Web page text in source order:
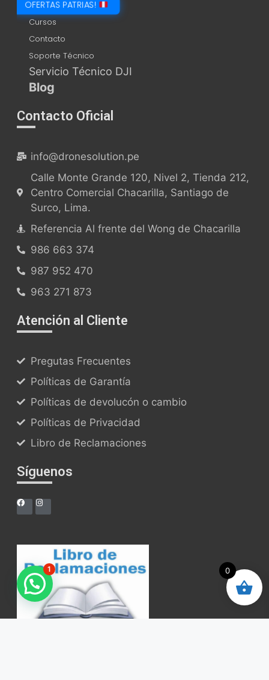
OFERTAS PATRIAS!
Cursos
Contacto
Soporte Técnico
Servicio Técnico DJI
Blog
Contacto Oficial
info@dronesolution.pe
Calle Monte Grande 120, Nivel 2, Tienda 212,
Centro Comercial Chacarilla, Santiago de
Surco, Lima.
Referencia Al frente del Wong de Chacarilla
986 663 374
987 952 470
963 271 873
Atención al Cliente
Pregutas Frecuentes
Políticas de Garantía
Políticas de devolucón o cambio
Políticas de Privacidad
Libro de Reclamaciones
Síguenos
0
1